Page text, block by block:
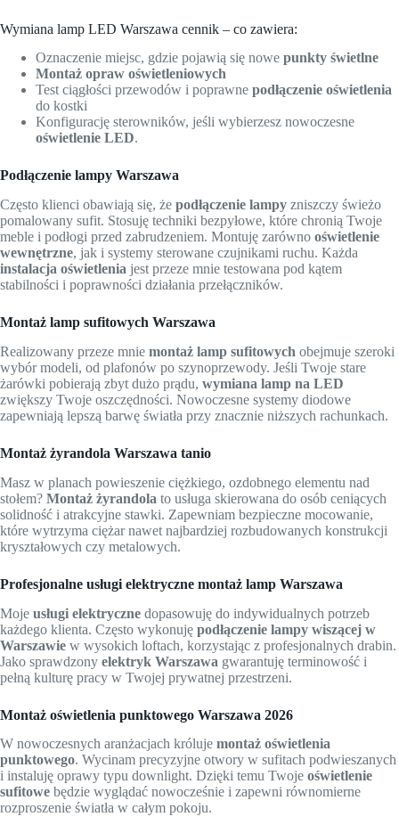
Wymiana lamp LED Warszawa cennik – co zawiera:
Oznaczenie miejsc, gdzie pojawią się nowe punkty świetlne
Montaż opraw oświetleniowych
Test ciągłości przewodów i poprawne podłączenie oświetlenia
do kostki
Konfigurację sterowników, jeśli wybierzesz nowoczesne
oświetlenie LED.
Podłączenie lampy Warszawa
Często klienci obawiają się, że podłączenie lampy zniszczy świeżo
pomalowany sufit. Stosuję techniki bezpyłowe, które chronią Twoje
meble i podłogi przed zabrudzeniem. Montuję zarówno oświetlenie
wewnętrzne, jak i systemy sterowane czujnikami ruchu. Każda
instalacja oświetlenia jest przeze mnie testowana pod kątem
stabilności i poprawności działania przełączników.
Montaż lamp sufitowych Warszawa
Realizowany przeze mnie montaż lamp sufitowych obejmuje szeroki
wybór modeli, od plafonów po szynoprzewody. Jeśli Twoje stare
żarówki pobierają zbyt dużo prądu, wymiana lamp na LED
zwiększy Twoje oszczędności. Nowoczesne systemy diodowe
zapewniają lepszą barwę światła przy znacznie niższych rachunkach.
Montaż żyrandola Warszawa tanio
Masz w planach powieszenie ciężkiego, ozdobnego elementu nad
stołem? Montaż żyrandola to usługa skierowana do osób ceniących
solidność i atrakcyjne stawki. Zapewniam bezpieczne mocowanie,
które wytrzyma ciężar nawet najbardziej rozbudowanych konstrukcji
kryształowych czy metalowych.
Profesjonalne usługi elektryczne montaż lamp Warszawa
Moje usługi elektryczne dopasowuję do indywidualnych potrzeb
każdego klienta. Często wykonuję podłączenie lampy wiszącej w
Warszawie w wysokich loftach, korzystając z profesjonalnych drabin.
Jako sprawdzony elektryk Warszawa gwarantuję terminowość i
pełną kulturę pracy w Twojej prywatnej przestrzeni.
Montaż oświetlenia punktowego Warszawa 2026
W nowoczesnych aranżacjach króluje montaż oświetlenia
punktowego. Wycinam precyzyjne otwory w sufitach podwieszanych
i instaluję oprawy typu downlight. Dzięki temu Twoje oświetlenie
sufitowe będzie wyglądać nowocześnie i zapewni równomierne
rozproszenie światła w całym pokoju.